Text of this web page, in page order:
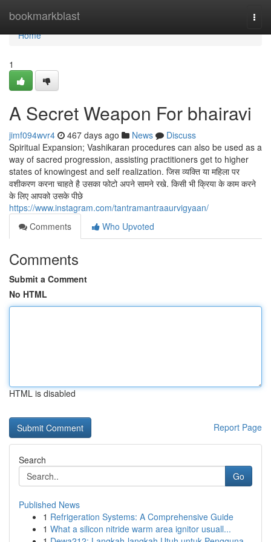
bookmarkblast
Home
Home
1
A Secret Weapon For bhairavi
jimf094wvr4 467 days ago News
Discuss
Spiritual Expansion; Vashikaran procedures can also be used as a
way of sacred progression, assisting practitioners get to higher
states of knowingest and self realization. जिस व्यक्ति या महिला पर
वशीकरण करना चाहते है उसका फोटो अपने सामने रखे. किसी भी क्रिया के काम करने
के लिए आपको उसके पीछे
https://www.instagram.com/tantramantraaurvigyaan/
Comments
Who Upvoted
Comments
Submit a Comment
No HTML
HTML is disabled
Report Page
Search
Go
Published News
1 Refrigeration Systems: A Comprehensive Guide
1 What a silicon nitride warm area ignitor usuall...